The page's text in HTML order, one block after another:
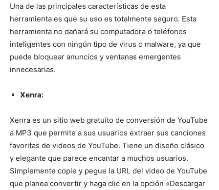
Una de las principales características de esta
herramienta es que su uso es totalmente seguro. Esta
herramienta no dañará su computadora o teléfonos
inteligentes con ningún tipo de virus o malware, ya que
puede bloquear anuncios y ventanas emergentes
innecesarias.
Xenra:
Xenra es un sitio web gratuito de conversión de YouTube
a MP3 que permite a sus usuarios extraer sus canciones
favoritas de videos de YouTube. Tiene un diseño clásico
y elegante que parece encantar a muchos usuarios.
Simplemente copie y pegue la URL del video de YouTube
que planea convertir y haga clic en la opción «Descargar